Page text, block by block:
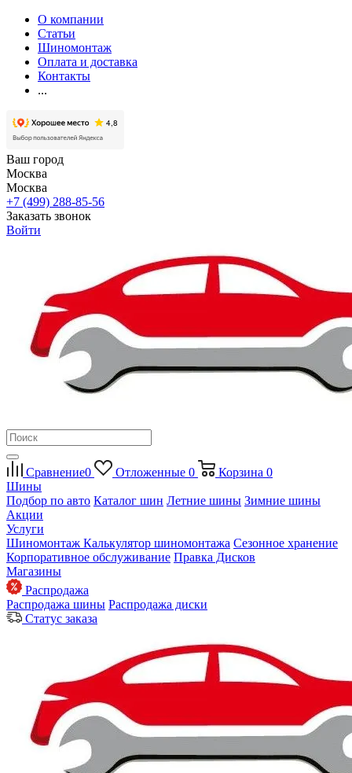
О компании
Статьи
Шиномонтаж
Оплата и доставка
Контакты
...
Ваш город
Москва
Москва
+7 (499) 288-85-56
Заказать звонок
Войти
Сравнение0 Отложенные 0 Корзина 0
Шины
Подбор по авто Каталог шин Летние шины Зимние шины
Акции
Услуги
Шиномонтаж Калькулятор шиномонтажа Сезонное хранение
Корпоративное обслуживание Правка Дисков
Магазины
Распродажа
Распродажа шины Распродажа диски
Статус заказа